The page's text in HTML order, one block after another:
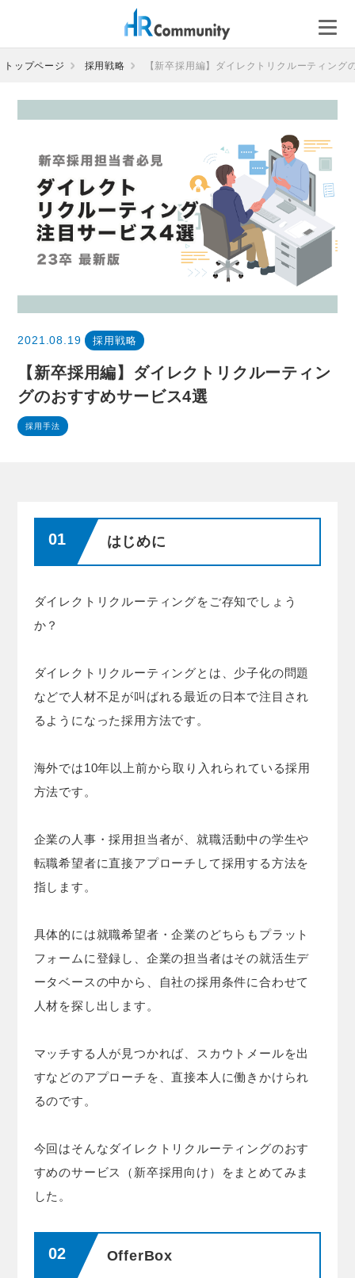
テ
ントップページ 採用戦略 【新卒採用編】ダイレクトリクルーティング
2021.08.19 採用戦略
【新卒採用編】ダイレクトリクルーティン
グのおすすめサービス4選
採用手法
はじめに
ダイレクトリクルーティングをご存知でしょう
か？
ダイレクトリクルーティングとは、少子化の問題
などで人材不足が叫ばれる最近の日本で注目され
るようになった採用方法です。
海外では10年以上前から取り入れられている採用
方法です。
企業の人事・採用担当者が、就職活動中の学生や
転職希望者に直接アプローチして採用する方法を
指します。
具体的には就職希望者・企業のどちらもプラット
フォームに登録し、企業の担当者はその就活生デ
ータベースの中から、自社の採用条件に合わせて
人材を探し出します。
マッチする人が見つかれば、スカウトメールを出
すなどのアプローチを、直接本人に働きかけられ
るのです。
今回はそんなダイレクトリクルーティングのおす
すめのサービス（新卒採用向け）をまとめてみま
した。
OfferBox